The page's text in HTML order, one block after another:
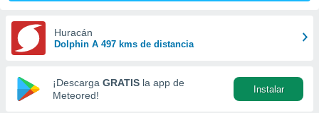
las
y
forma
digital
basada
Huracán
Dolphin A 497 kms de distancia
¡Descarga GRATIS la app de
Meteored!
Instalar